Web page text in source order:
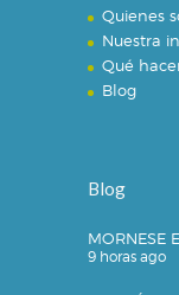
Quienes
Nuestra
Qué
Blog
Blog
MORNESE
9 horas ago